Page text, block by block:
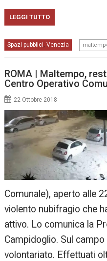
LEGGI TUTTO
Spazi pubblici,Venezia
ROMA | Maltempo,
Centro Operativo
22 Ottobre 2018
Comunale), aperto alle
violento nubifragio che
attivo. Lo comunica la
Campidoglio. Sul
volontariato. Effettuati